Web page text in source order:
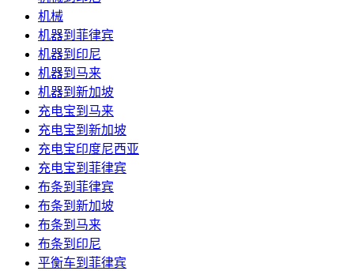
机械
机器到菲律宾
机器到印尼
机器到马来
机器到新加坡
充电宝到马来
充电宝到新加坡
充电宝印度尼西亚
充电宝到菲律宾
布条到菲律宾
布条到新加坡
布条到马来
布条到印尼
平衡车到菲律宾